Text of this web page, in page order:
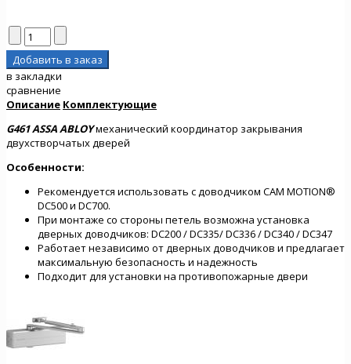
в закладки
сравнение
Описание Комплектующие
G461 ASSA ABLOYмеханический координатор закрывания
двухстворчатых дверей
Особенности:
Рекомендуется использовать с доводчиком CAM MOTION®
DC500 и DC700.
При монтаже со стороны петель возможна установка
дверных доводчиков: DC200 / DC335/ DC336 / DC340 / DC347
Работаетнезависимо отдверных доводчиков и предлагает
максимальную безопасность и надежность
Подходит для установки на противопожарные двери